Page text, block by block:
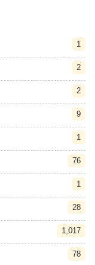
1
2
2
9
1
76
1
28
1,017
78